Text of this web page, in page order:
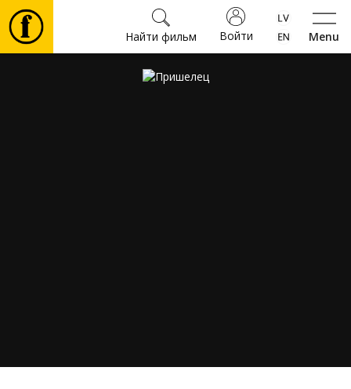
Menu
Войти
Найти фильм